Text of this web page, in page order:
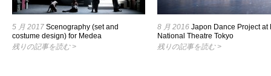
5 月 2017 Scenography (set and
costume design) for Medea
残りの記事を読む >
8 月 2016 Japon Dance Project at
National Theatre Tokyo
残りの記事を読む >